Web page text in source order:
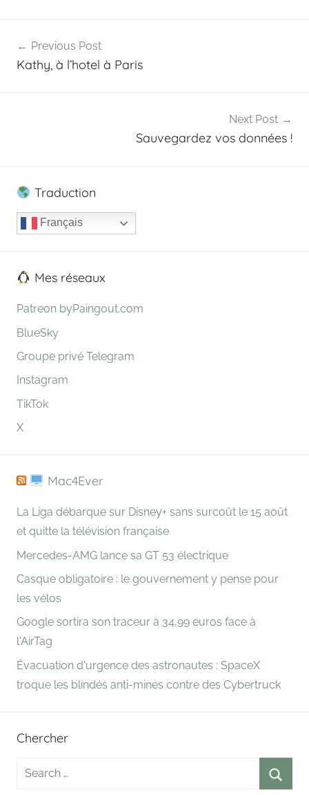
o
g
de
Previous Post
Kathy, à l’hotel à Paris
Next Post
Sauvegardez vos données !
Traduction
Français
Mes réseaux
Patreon byPaingout.com
BlueSky
Groupe privé Telegram
Instagram
TikTok
X
Mac4Ever
La Liga débarque sur Disney+ sans surcoût le 15 août
et quitte la télévision française
Mercedes-AMG lance sa GT 53 électrique
Casque obligatoire : le gouvernement y pense pour
les vélos
Google sortira son traceur à 34,99 euros face à
l'AirTag
Évacuation d'urgence des astronautes : SpaceX
troque les blindés anti-mines contre des Cybertruck
Chercher
Search